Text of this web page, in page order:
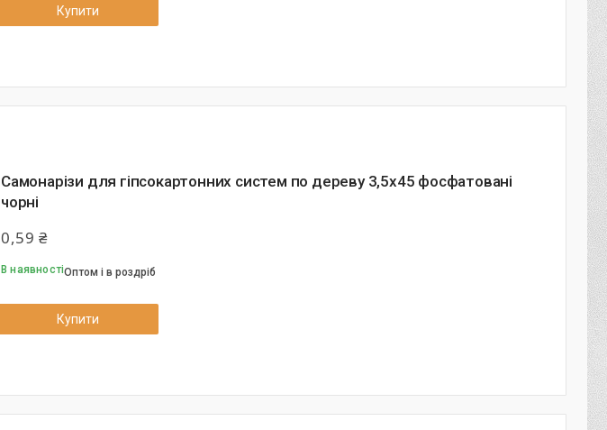
Купити
Самонарізи для гіпсокартонних систем по дереву 3,5х45 фосфатовані
чорні
0,59 ₴
В наявностіОптом і в роздріб
Купити